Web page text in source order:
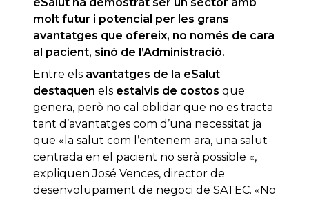
molt futur i potencial per les grans
avantatges que ofereix, no només de cara
al pacient, sinó de l’Administració.
Entre els avantatges de la eSalut
destaquen els estalvis de costos que
genera, però no cal oblidar que no es tracta
tant d’avantatges com d’una necessitat ja
que «la salut com l’entenem ara, una salut
centrada en el pacient no serà possible «,
expliquen José Vences, director de
desenvolupament de negoci de SATEC. «No